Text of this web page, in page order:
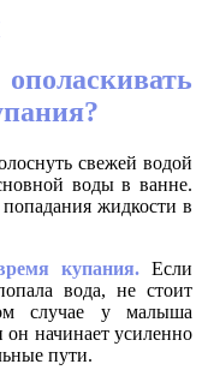
свежей водой
воды в ванне.
жидкости в
купания. Если
вода, не стоит
случае у малыша
он начинает усиленно
пути.